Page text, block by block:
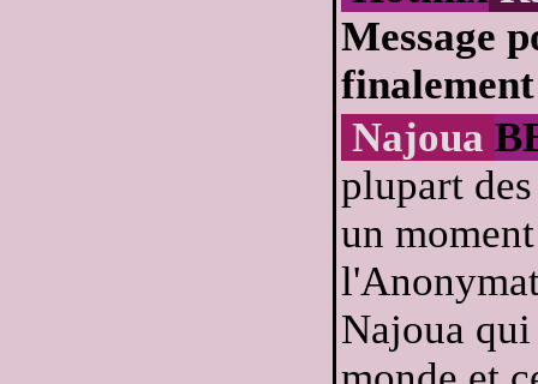
Message
finalement
Najoua
plupart
un
Najoua